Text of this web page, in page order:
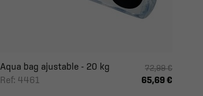
Aqua bag ajustable - 20 kg
Ref: 4461
72,99 €
65,69 €